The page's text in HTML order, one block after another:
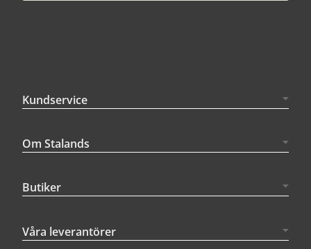
Kundservice
Om Stalands
Butiker
Våra leverantörer